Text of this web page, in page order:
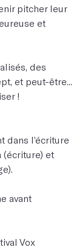
pitcher leur
et
des
et peut-être...
!
dans l’écriture
(écriture) et
avant
Vox